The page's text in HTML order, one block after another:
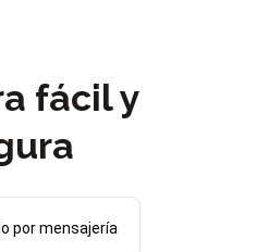
fácil y
por mensajería